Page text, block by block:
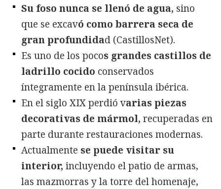
Su foso nunca se llenó de agua, sino
que se excavó como barrera seca de
gran profundidad (CastillosNet).
Es uno de los pocos grandes castillos de
ladrillo cocido conservados
íntegramente en la península ibérica.
En el siglo XIX perdió varias piezas
decorativas de mármol, recuperadas en
parte durante restauraciones modernas.
Actualmente se puede visitar su
interior, incluyendo el patio de armas,
las mazmorras y la torre del homenaje,